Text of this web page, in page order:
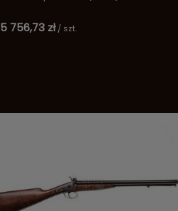
5 756,73 zł / szt.